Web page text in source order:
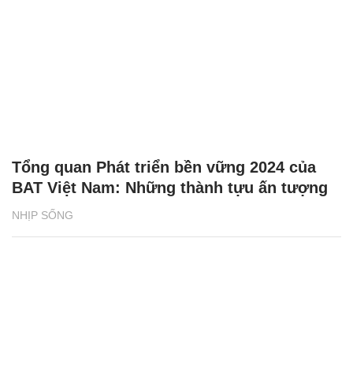
NHỊP SỐNG
Tổng quan Phát triển bền vững 2024 của
BAT Việt Nam: Những thành tựu ấn tượng